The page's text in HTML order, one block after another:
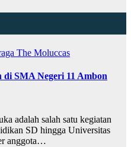
The Moluccas
di SMA Negeri 11 Ambon
adalah salah satu kegiatan
SD hingga Universitas
anggota…